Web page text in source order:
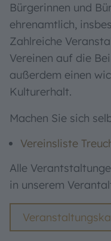
Bürgerinnen und
ehrenamtlich,
Zahlreiche
Vereinen auf die
außerdem einen
Kulturerhalt.
Machen Sie sich
Vereinsliste
Alle
in unserem